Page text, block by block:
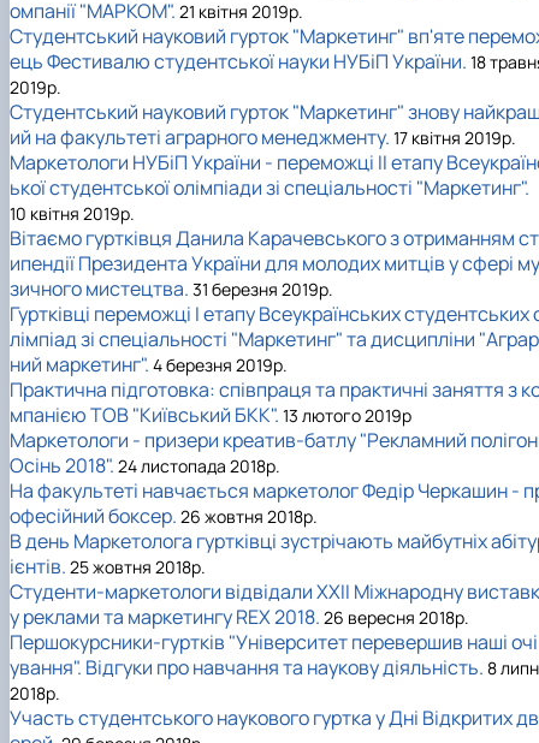
омпанії "МАРКОМ". 21 квітня 2019р.
Студентський науковий гурток "Маркетинг" вп'яте
ець Фестивалю студентської науки НУБіП України. 18
2019р.
Студентський науковий гурток "Маркетинг" знову
ий на факультеті аграрного менеджменту. 17 квітня 2019р.
Маркетологи НУБіП України - переможці II етапу
ької студентської олімпіади зі спеціальності "Маркетинг".
10 квітня 2019р.
Вітаємо гуртківця Данила Карачевського з отриманням ст
ипендії Президента України для молодих митців у сфері му
зичного мистецтва. 31 березня 2019р.
Гуртківці переможці I етапу Всеукраїнських студентських
лімпіад зі спеціальності "Маркетинг" та дисципліни "Аграр
ний маркетинг". 4 березня 2019р.
Практична підготовка: співпраця та практичні заняття з
мпанією ТОВ "Київський БКК". 13 лютого 2019р
Маркетологи - призери креатив-батлу "Рекламний
Осінь 2018". 24 листопада 2018р.
На факультеті навчається маркетолог Федір Черкашин -
офесійний боксер. 26 жовтня 2018р.
В день Маркетолога гуртківці зустрічають майбутніх
ієнтів. 25 жовтня 2018р.
Студенти-маркетологи відвідали XXII Міжнародну виставк
у реклами та маркетингу REX 2018. 26 вересня 2018р.
Першокурсники-гуртків "Університет перевершив наші
ування". Відгуки про навчання та наукову діяльність. 8
2018р.
Участь студентського наукового гуртка у Дні Відкритих дв